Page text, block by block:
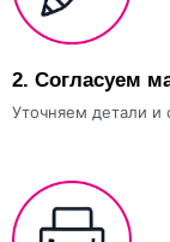
2. Согласуем
Уточняем детали и